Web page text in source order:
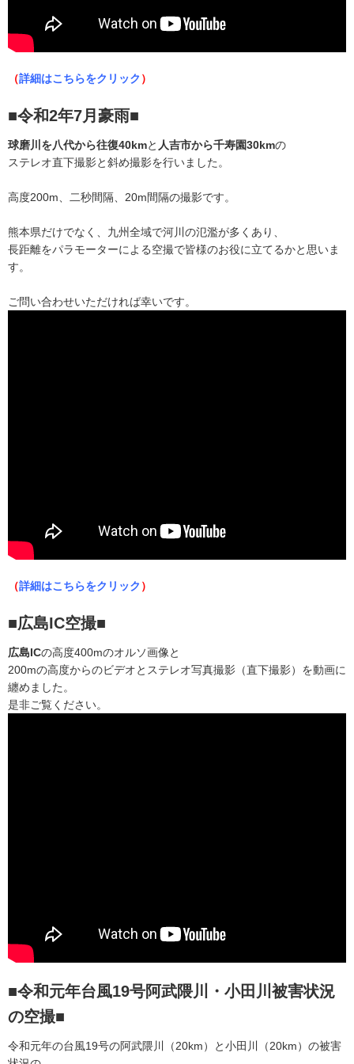
（詳細はこちらをクリック ）
■令和2年7月豪雨■
球磨川を八代から往復40kmと 人吉市から千寿園30kmの
ステレオ直下撮影と斜め撮影を行いました。
高度200m、二秒間隔、20m間隔の撮影です。
熊本県だけでなく、九州全域で河川の氾濫が多くあり、
長距離をパラモーターによる空撮で皆様のお役に立てるかと思いま
す。
ご問い合わせいただければ幸いです。
（詳細はこちらをクリック ）
■広島IC空撮■
広島ICの高度400mのオルソ画像と
200mの高度からのビデオとステレオ写真撮影（直下撮影）を動画に
纏めました。
是非ご覧ください。
■令和元年台風19号阿武隈川・小田川被害状況
の空撮■
令和元年の台風19号の阿武隈川（20km）と小田川（20km）の被害